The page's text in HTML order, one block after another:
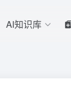
AI知识库